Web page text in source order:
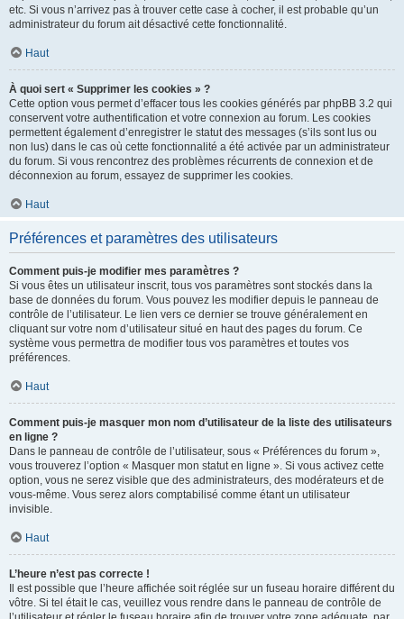
etc. Si vous n’arrivez pas à trouver cette case à cocher, il est probable qu’un
administrateur du forum ait désactivé cette fonctionnalité.
Haut
À quoi sert « Supprimer les cookies » ?
Cette option vous permet d’effacer tous les cookies générés par phpBB 3.2 qui
conservent votre authentification et votre connexion au forum. Les cookies
permettent également d’enregistrer le statut des messages (s’ils sont lus ou
non lus) dans le cas où cette fonctionnalité a été activée par un administrateur
du forum. Si vous rencontrez des problèmes récurrents de connexion et de
déconnexion au forum, essayez de supprimer les cookies.
Haut
Préférences et paramètres des utilisateurs
Comment puis-je modifier mes paramètres ?
Si vous êtes un utilisateur inscrit, tous vos paramètres sont stockés dans la
base de données du forum. Vous pouvez les modifier depuis le panneau de
contrôle de l’utilisateur. Le lien vers ce dernier se trouve généralement en
cliquant sur votre nom d’utilisateur situé en haut des pages du forum. Ce
système vous permettra de modifier tous vos paramètres et toutes vos
préférences.
Haut
Comment puis-je masquer mon nom d’utilisateur de la liste des utilisateurs
en ligne ?
Dans le panneau de contrôle de l’utilisateur, sous « Préférences du forum »,
vous trouverez l’option « Masquer mon statut en ligne ». Si vous activez cette
option, vous ne serez visible que des administrateurs, des modérateurs et de
vous-même. Vous serez alors comptabilisé comme étant un utilisateur
invisible.
Haut
L’heure n’est pas correcte !
Il est possible que l’heure affichée soit réglée sur un fuseau horaire différent du
vôtre. Si tel était le cas, veuillez vous rendre dans le panneau de contrôle de